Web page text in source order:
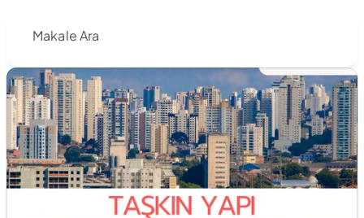
Makale Ara